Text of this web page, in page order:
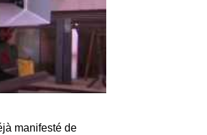
manifesté de